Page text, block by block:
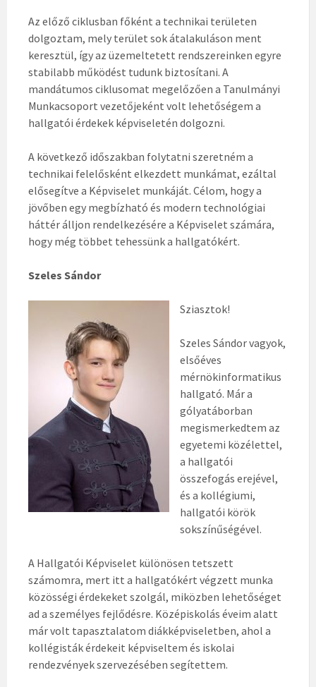
Az előző ciklusban főként a technikai területen
dolgoztam, mely terület sok átalakuláson ment
keresztül, így az üzemeltetett rendszereinken egyre
stabilabb működést tudunk biztosítani. A
mandátumos ciklusomat megelőzően a Tanulmányi
Munkacsoport vezetőjeként volt lehetőségem a
hallgatói érdekek képviseletén dolgozni.
A következő időszakban folytatni szeretném a
technikai felelősként elkezdett munkámat, ezáltal
elősegítve a Képviselet munkáját. Célom, hogy a
jövőben egy megbízható és modern technológiai
háttér álljon rendelkezésére a Képviselet számára,
hogy még többet tehessünk a hallgatókért.
Szeles Sándor
Sziasztok!
Szeles Sándor vagyok,
elsőéves
mérnökinformatikus
hallgató. Már a
gólyatáborban
megismerkedtem az
egyetemi közélettel,
a hallgatói
összefogás erejével,
és a kollégiumi,
hallgatói körök
sokszínűségével.
A Hallgatói Képviselet különösen tetszett
számomra, mert itt a hallgatókért végzett munka
közösségi érdekeket szolgál, miközben lehetőséget
ad a személyes fejlődésre. Középiskolás éveim alatt
már volt tapasztalatom diákképviseletben, ahol a
kollégisták érdekeit képviseltem és iskolai
rendezvények szervezésében segítettem.